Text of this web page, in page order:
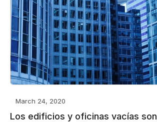
March 24, 2020
Los edificios y oficinas vacías